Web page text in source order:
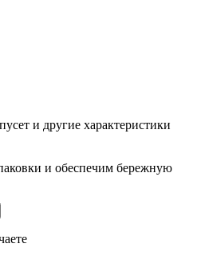
и другие характеристики
и обеспечим бережную